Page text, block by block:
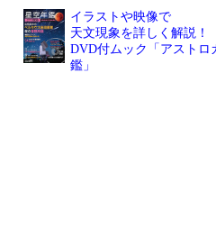
イラストや映像で
天文現象を詳しく解説！
DVD付ムック「アストロ
鑑」